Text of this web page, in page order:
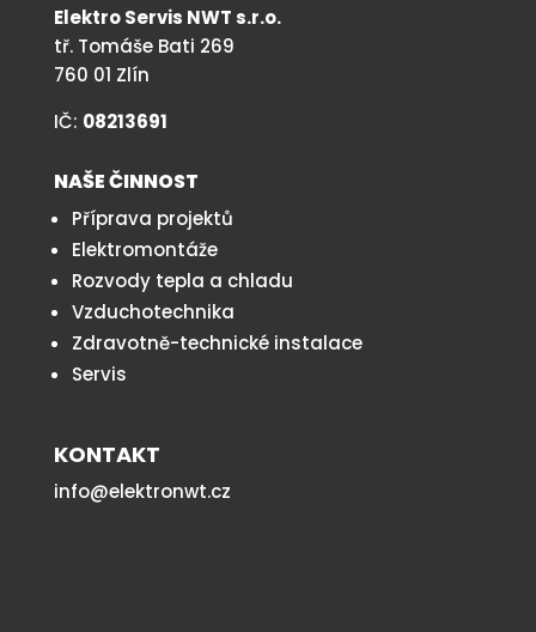
Elektro Servis NWT s.r.o.
tř. Tomáše Bati 269
760 01 Zlín
IČ: 08213691
NAŠE ČINNOST
Příprava projektů
Elektromontáže
Rozvody tepla a chladu
Vzduchotechnika
Zdravotně-technické instalace
Servis
KONTAKT
info@elektronwt.cz